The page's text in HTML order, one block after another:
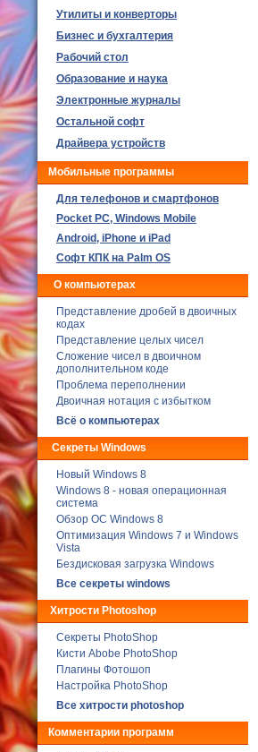
Утилиты и конверторы
Бизнес и бухгалтерия
Рабочий стол
Образование и наука
Электронные журналы
Остальной софт
Драйвера устройств
Мобильные программы
Для телефонов и смартфонов
Poсket PC, Windows Mobile
Android, iPhone и iPad
Софт КПК на Palm OS
О компьютерах
Представление дробей в двоичных
кодах
Представление целых чисел
Сложение чисел в двоичном
дополнительном коде
Проблема переполнении
Двоичная нотация с избытком
Всё о компьютерах
Секреты Windows
Новый Windows 8
Windows 8 - новая операционная
система
Обзор ОС Windows 8
Оптимизация Windows 7 и Windows
Vista
Бездисковая загрузка Windows
Все секреты windows
Хитрости Photoshop
Секреты PhotoShop
Кисти Abobe PhotoShop
Плагины Фотошоп
Настройка PhotoShop
Все хитрости photoshop
Комментарии программ